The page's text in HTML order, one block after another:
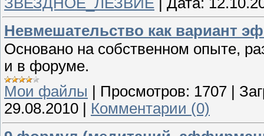
Невмешательство как вариант
Основано на собственном опыте,
и в форуме.
Мои файлы
Просмотров: 1707
29.08.2010
Комментарии (0)